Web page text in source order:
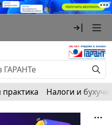
практика Налоги и